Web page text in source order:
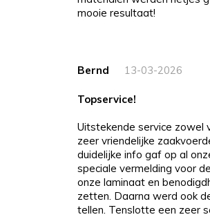
mooie resultaat!
Bernd 13-03-2026
Topservice!
Uitstekende service zowel
zeer vriendelijke
duidelijke info gaf op al
speciale vermelding voor
onze laminaat en
zetten. Daarna werd ook
tellen. Tenslotte een zeer